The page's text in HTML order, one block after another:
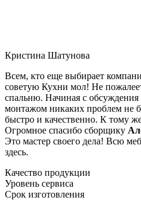
Кристина Шатунова
Всем, кто еще выбирает
советую Кухни мол! Не
спальню. Начиная с обсуждения
монтажом никаких проблем не
быстро и качественно. К тому
Огромное спасибо сборщику
Это мастер своего дела! Всю
здесь.
Качество продукции
Уровень сервиса
Срок изготовления